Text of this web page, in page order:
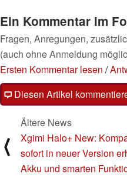
Ein Kommentar im
Fragen, Anregungen,
(auch ohne Anmeldung
Ersten Kommentar lesen /
Diesen Artikel
⟨
Ältere News
Xgimi Halo+ New:
sofort in neuer Version
Akku und smarten